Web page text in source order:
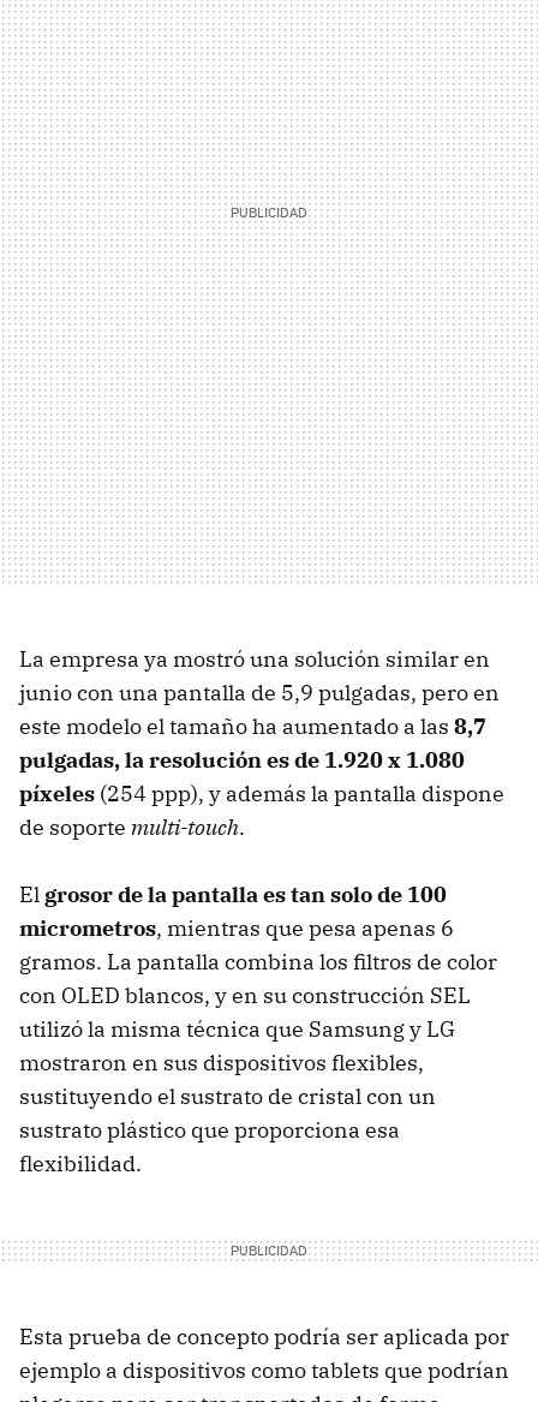
La empresa ya mostró una solución similar en
junio con una pantalla de 5,9 pulgadas, pero en
este modelo el tamaño ha aumentado a las 8,7
pulgadas, la resolución es de 1.920 x 1.080
píxeles (254 ppp), y además la pantalla dispone
de soporte multi-touch.
El grosor de la pantalla es tan solo de 100
micrometros, mientras que pesa apenas 6
gramos. La pantalla combina los filtros de color
con OLED blancos, y en su construcción SEL
utilizó la misma técnica que Samsung y LG
mostraron en sus dispositivos flexibles,
sustituyendo el sustrato de cristal con un
sustrato plástico que proporciona esa
flexibilidad.
Esta prueba de concepto podría ser aplicada por
ejemplo a dispositivos como tablets que podrían